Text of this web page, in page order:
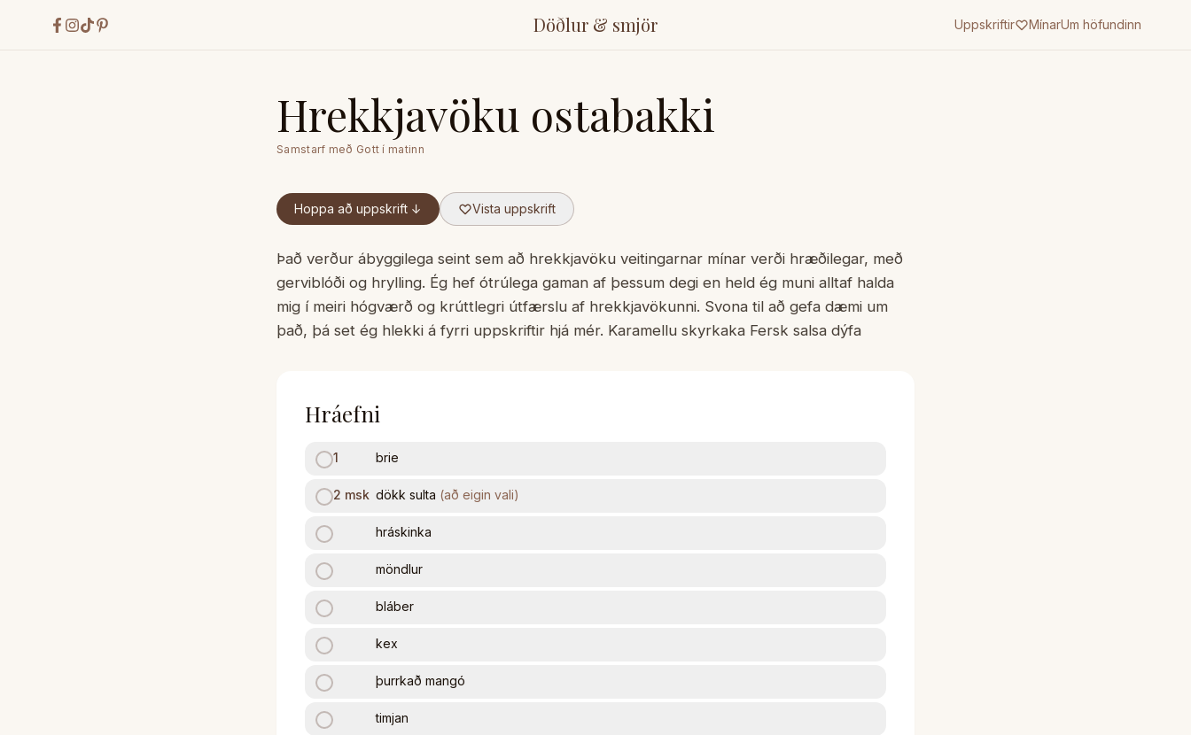
Döðlur & smjör Uppskriftir MínarUm höfundinn
Hrekkjavöku ostabakki
Samstarf með Gott í matinn
Hoppa að uppskrift ↓ Vista uppskrift
Það verður ábyggilega seint sem að hrekkjavöku veitingarnar mínar verði hræðilegar, með
gerviblóði og hrylling. Ég hef ótrúlega gaman af þessum degi en held ég muni alltaf halda
mig í meiri hógværð og krúttlegri útfærslu af hrekkjavökunni. Svona til að gefa dæmi um
það, þá set ég hlekki á fyrri uppskriftir hjá mér. Karamellu skyrkaka Fersk salsa dýfa
Hráefni
1 brie
2 msk dökk sulta (að eigin vali)
hráskinka
möndlur
bláber
kex
þurrkað mangó
timjan